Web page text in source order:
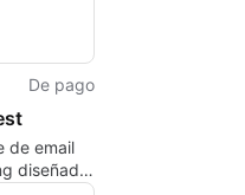
De pago
de email
diseñado